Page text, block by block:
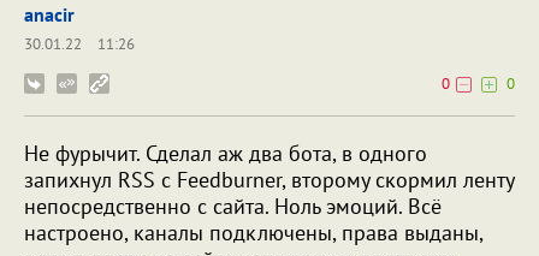
anacir
30.01.22
11:26
0
0
Не фурычит. Сделал аж два бота, в одного
запихнул RSS с Feedburner, второму скормил ленту
непосредственно с сайта. Ноль эмоций. Всё
настроено, каналы подключены, права выданы,